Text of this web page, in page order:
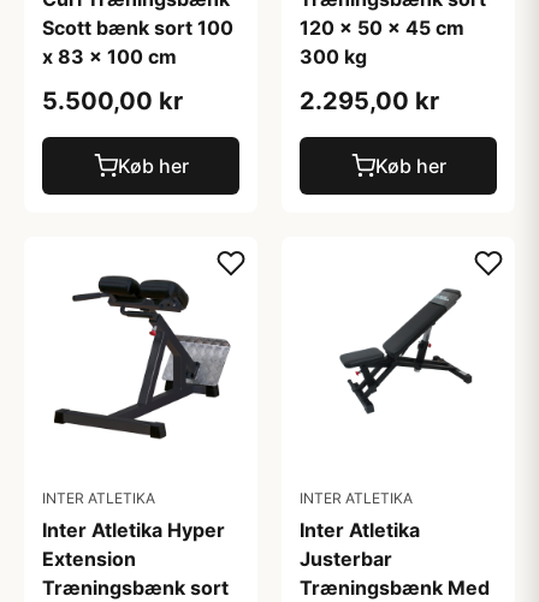
Scott bænk sort 100
x 83 x 100 cm
5.500,00 kr
Køb her
120 x 50 x 45 cm
300 kg
2.295,00 kr
Køb her
INTER ATLETIKA
Inter Atletika Hyper
Extension
Træningsbænk sort
INTER ATLETIKA
Inter Atletika
Justerbar
Træningsbænk Med